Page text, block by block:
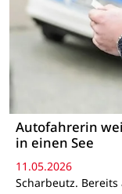
Autofahrerin
in einen See
11.05.2026
Scharbeutz.